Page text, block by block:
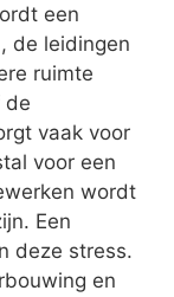
een
de leidingen
ruimte
de
vaak voor
voor een
wordt
Een
deze stress.
en